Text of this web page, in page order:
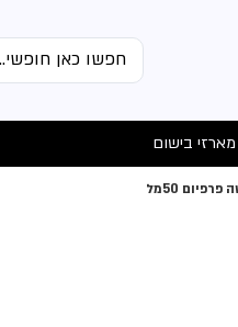
מארזי בישום
50מל